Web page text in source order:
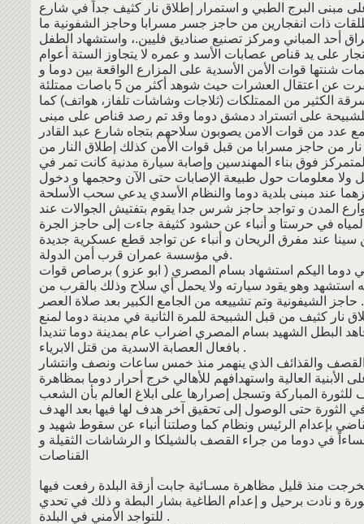
مبنى البرج الطبي و استمرار إطلاق نار كثيف جداً في شارع
ذات انفجارين من حاجز جسر مسرابا وحاجز الشفونية ما
أحد المباني ومركز تصنيع صناديق فليين.، واستشهاد الطفل
على يد قناص عصابات الأسد و عمره لا يتجاوز الستة أعوام
شنتها قوات الأمن الأسدية على المزارع الواقعة بين دوما و
اعتقال العشرات حيث شوهد أكثر من 5 باصات ممتلئة
الكثير من الممتلكات (ثلاجات وشاشات تلفاز، هواتف) كما
على اتستراد دمشق دوما وقد تم رصد قناص على مبنى
عدد من قوات الامن يصوبون سلاحهم بتجاه شارع عبد القادر
نار من حاجز مسرابا من قبل قوات الأمن كذلك إطلاق النار من
فوق بناء المهندسين وإصابة سيارة مدنية كانت تمر في
ولا معلومات حول طبيعة الإصابات حتى الآن وحجمها و دخول
عند مبنى بلدية دوما والنظام الأسدي يدعي سحب الأسلحة
المدن و تواجد حاجز شرس جدا يقوم بتفتيش الجوالات عند
في حرستا و أنباء عن حشود كثيفة جاءت إلى حاجز الجرة
سينا عند مفرق الريحان و أنباء عن تواجد قطع عسكرية جديدة
في مؤسسة عمران قرب أمن الدولة.
دوما اليكم استشهاد بسام المصري ( ابو عزو ) برصاص قوات
استشهد وهو يقود سيارته ولا يحمل أي سلاح وذلك بالقرب من
حاجز الشيفونية وتم تشييعه من الجامع الكبير بعد صلاة العصر .
نار كثيف من قبل الشبيحة للمرة الثانية في مدينة دوما لمنع
البطل الشهيد بسام المصري اضراب عام بمدينة دوما تنديدا
بافعال العصابة الاسدية من قتل الابرياء .
والقذائف الذي ينهمر منذ خمس ساعات ونصف وانتشار
الأبنية العالية واستهدافهم للأهالي خرج أحرار دوما بمظاهرة
للثورة المباركة وتسجل إصرارها على ابلاغ العالم بأن الشعب
الثورة حتى الوصول إلى تحقيق آخر هدف لها فيها بعد الهدف
بإعدام الرئيس ونظام كما وصلتنا أنباء عن سقوط شهيد و
في دوما من جراء القصف بالشيلكا و الرشاشات الثقيلة و
القناصات
منذ قليل مظاهرة مسـائية جابت أزقة البلدة رفعت فيها
و نادت برحيل و إعدام الطاغية بشار البطة و ذلك في تحدي
للتواجد الأمني في البلدة .